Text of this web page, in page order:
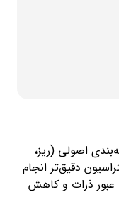
اصولی (ریز،
دقیق‌تر انجام
عبور ذرات و کاهش